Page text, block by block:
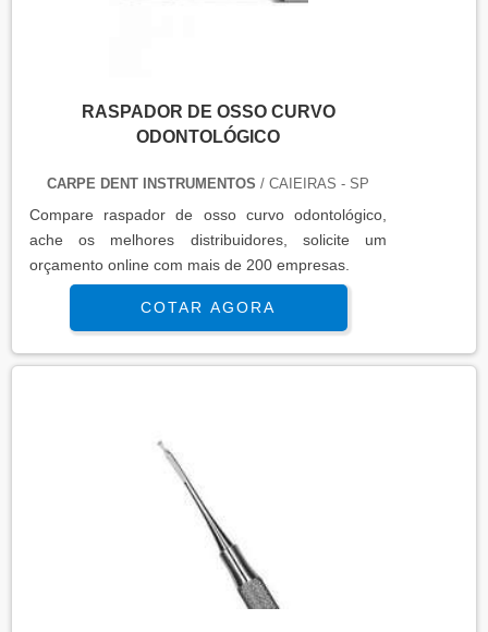
RASPADOR DE OSSO CURVO
ODONTOLÓGICO
CARPE DENT INSTRUMENTOS / CAIEIRAS - SP
Compare raspador de osso curvo odontológico,
ache os melhores distribuidores, solicite um
orçamento online com mais de 200 empresas.
COTAR AGORA